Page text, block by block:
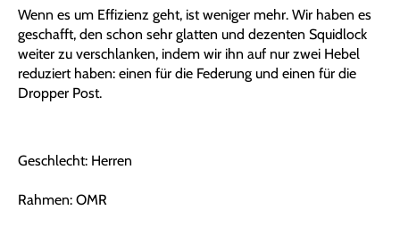
Wenn es um Effizienz geht, ist weniger mehr. Wir haben es
geschafft, den schon sehr glatten und dezenten Squidlock
weiter zu verschlanken, indem wir ihn auf nur zwei Hebel
reduziert haben: einen für die Federung und einen für die
Dropper Post.
Geschlecht: Herren
Rahmen: OMR